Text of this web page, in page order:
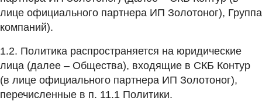
лице официального партнера ИП Золотоног), Группа
компаний).
1.2. Политика распространяется на юридические
лица (далее – Общества), входящие в СКБ Контур
(в лице официального партнера ИП Золотоног),
перечисленные в п. 11.1 Политики.